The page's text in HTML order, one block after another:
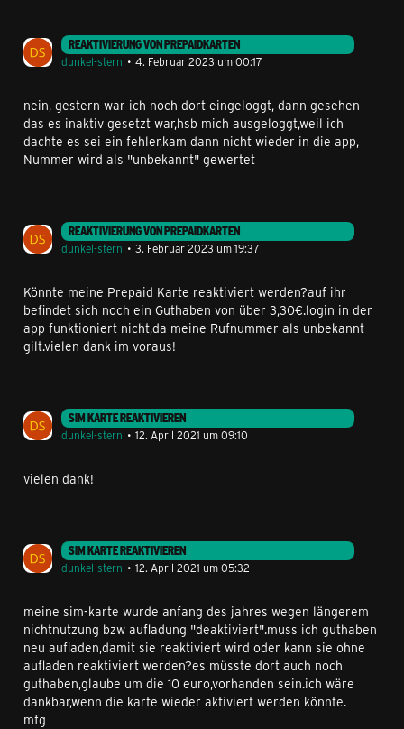
REAKTIVIERUNG VON PREPAIDKARTEN
dunkel-stern
4. Februar 2023 um 00:17
nein, gestern war ich noch dort eingeloggt, dann gesehen
das es inaktiv gesetzt war,hsb mich ausgeloggt,weil ich
dachte es sei ein fehler,kam dann nicht wieder in die app,
Nummer wird als "unbekannt" gewertet
REAKTIVIERUNG VON PREPAIDKARTEN
dunkel-stern
3. Februar 2023 um 19:37
Könnte meine Prepaid Karte reaktiviert werden?auf ihr
befindet sich noch ein Guthaben von über 3,30€.login in der
app funktioniert nicht,da meine Rufnummer als unbekannt
gilt.vielen dank im voraus!
SIM KARTE REAKTIVIEREN
dunkel-stern
12. April 2021 um 09:10
vielen dank!
SIM KARTE REAKTIVIEREN
dunkel-stern
12. April 2021 um 05:32
meine sim-karte wurde anfang des jahres wegen längerem
nichtnutzung bzw aufladung "deaktiviert".muss ich guthaben
neu aufladen,damit sie reaktiviert wird oder kann sie ohne
aufladen reaktiviert werden?es müsste dort auch noch
guthaben,glaube um die 10 euro,vorhanden sein.ich wäre
dankbar,wenn die karte wieder aktiviert werden könnte.
mfg